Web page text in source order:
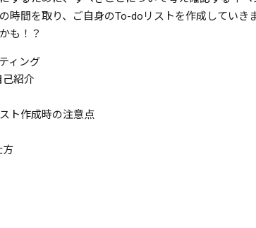
時間を取り、ご自身のTo-doリストを作成していき
も！？
ィング
紹介
ト作成時の注意点